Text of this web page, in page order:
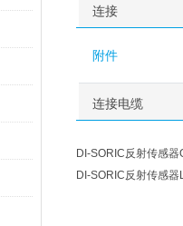
连接
附件
连接电缆
DI-SORIC反射传感
DI-SORIC反射传感